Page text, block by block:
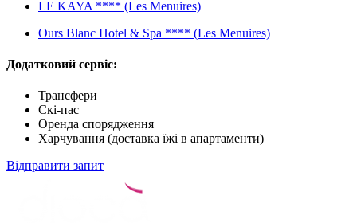
LE KAYA **** (Les Menuires)
Ours Blanc Hotel & Spa **** (Les Menuires)
Додатковий сервіс:
Трансфери
Скі-пас
Оренда спорядження
Харчування (доставка їжі в апартаменти)
Відправити запит